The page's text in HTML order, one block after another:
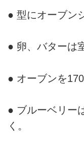
● 型にオーブン
● 卵、バターは
● オーブンを
● ブルーベリー
く。